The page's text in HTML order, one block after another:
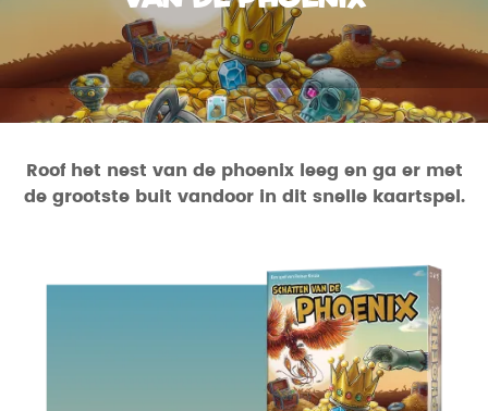
Roof het nest van de phoenix leeg en ga er met
de grootste buit vandoor in dit snelle kaartspel.